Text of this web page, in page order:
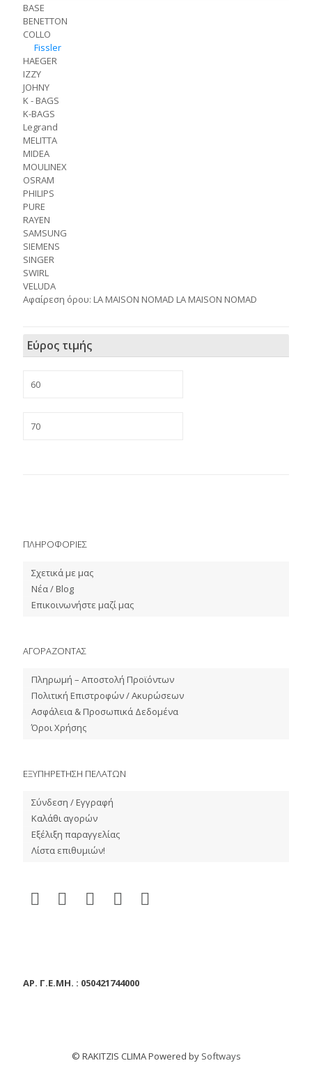
BASE
BENETTON
COLLO
Fissler
HAEGER
IZZY
JOHNY
K - BAGS
K-BAGS
Legrand
MELITTA
MIDEA
MOULINEX
OSRAM
PHILIPS
PURE
RAYEN
SAMSUNG
SIEMENS
SINGER
SWIRL
VELUDA
Αφαίρεση όρου: LA MAISON NOMAD LA MAISON NOMAD
Εύρος τιμής
ΠΛΗΡΟΦΟΡΙΕΣ
Σχετικά με μας
Νέα / Blog
Επικοινωνήστε μαζί μας
ΑΓΟΡΑΖΟΝΤΑΣ
Πληρωμή – Αποστολή Προϊόντων
Πολιτική Επιστροφών / Ακυρώσεων
Ασφάλεια & Προσωπικά Δεδομένα
Όροι Χρήσης
ΕΞΥΠΗΡΕΤΗΣΗ ΠΕΛΑΤΩΝ
Σύνδεση / Εγγραφή
Καλάθι αγορών
Εξέλιξη παραγγελίας
Λίστα επιθυμιών!
ΑΡ. Γ.Ε.ΜΗ. : 050421744000
© RAKITZIS CLIMA Powered by Softways